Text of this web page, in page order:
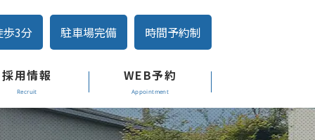
歩3分 駐車場完備 時間予約制
採用情報 WEB予約